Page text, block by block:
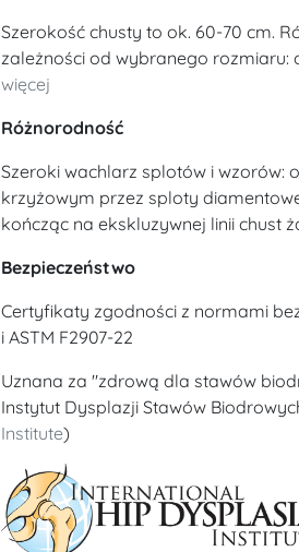
Szerokość chusty to ok. 60-70 cm.
zależności od wybranego rozmiaru:
więcej
Różnorodność
Szeroki wachlarz splotów i wzorów:
krzyżowym przez sploty
kończąc na ekskluzywnej linii chust
Bezpieczeństwo
Certyfikaty zgodności z normami
i ASTM F2907-22
Uznana za "zdrową dla stawów
Instytut Dysplazji Stawów
Institute)